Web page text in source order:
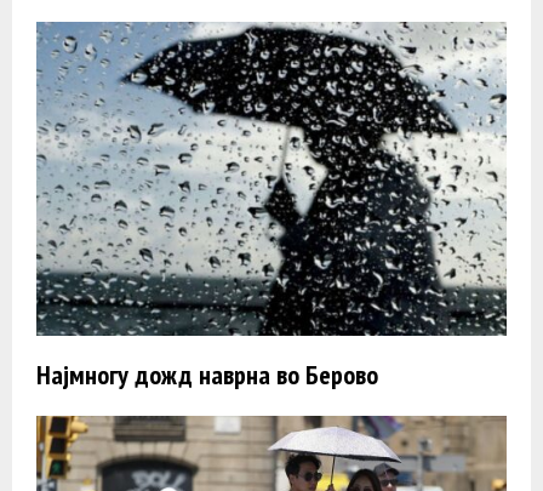
Најмногу дожд наврна во Берово